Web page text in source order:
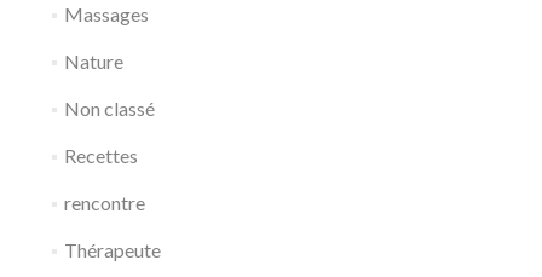
Massages
Nature
Non classé
Recettes
rencontre
Thérapeute